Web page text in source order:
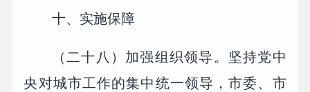
十、实施保障
（二十八）加强组织领导。坚持党中
央对城市工作的集中统一领导，市委、市